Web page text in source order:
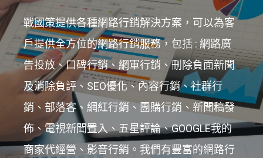
戰國策提供各種網路行銷解決方案，可以為客
戶提供全方位的網路行銷服務，包括 : 網路廣
告投放、口碑行銷、網軍行銷、刪除負面新聞
及消除負評、SEO優化、內容行銷、社群行
銷、部落客、網紅行銷、團購行銷、新聞稿發
佈、電視新聞置入、五星評論、GOOGLE我的
商家代經營、影音行銷。我們有豐富的網路行